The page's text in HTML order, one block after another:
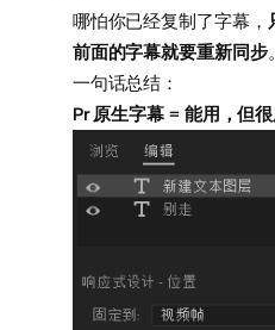
哪怕你已经复制了字幕，
前面的字幕就要重新同步。
一句话总结：
Pr 原生字幕 = 能用，但